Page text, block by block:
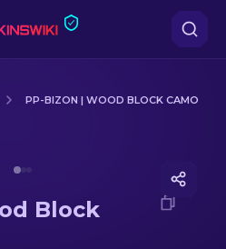
PP-BIZON | WOOD BLOCK CAMO
Block